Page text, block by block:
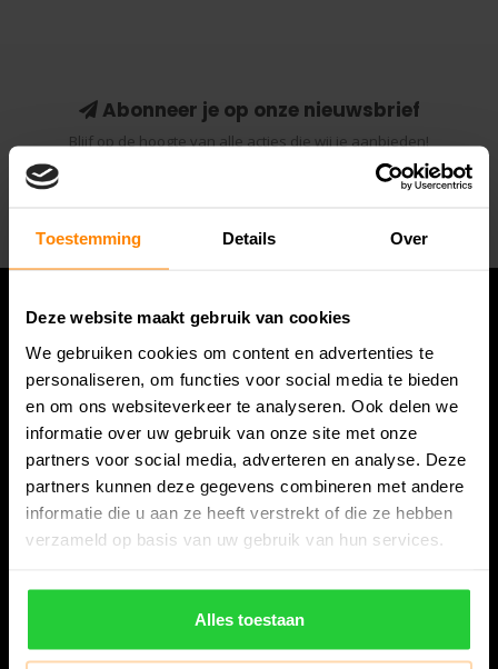
Toestemming Details Over
Deze website maakt gebruik van cookies
We gebruiken cookies om content en advertenties te
personaliseren, om functies voor social media te bieden
en om ons websiteverkeer te analyseren. Ook delen we
informatie over uw gebruik van onze site met onze
partners voor social media, adverteren en analyse. Deze
partners kunnen deze gegevens combineren met andere
informatie die u aan ze heeft verstrekt of die ze hebben
verzameld op basis van uw gebruik van hun services.
Alles toestaan
Abonneer je op onze nieuwsbrief
Blijf op de hoogte van alle acties die wij je aanbieden!
Abonneer
Bespanracket.nl is dé racketspecialist van Lelystad en
omstreken.
Snijdersstraat 6
8224 AA Lelystad
Nederland